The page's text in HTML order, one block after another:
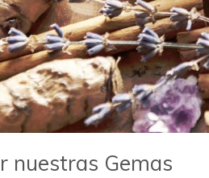
nuestras Gemas